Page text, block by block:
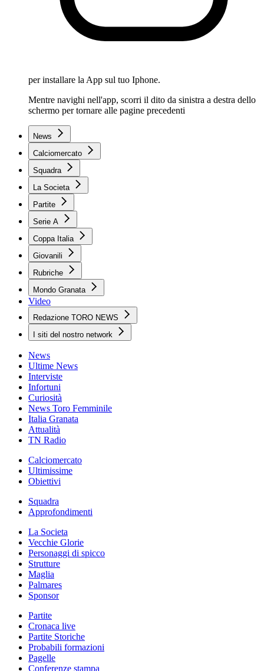
per installare la App sul tuo Iphone.
Mentre navighi nell'app, scorri il dito da sinistra a destra dello
schermo per tornare alle pagine precedenti
News
Calciomercato
Squadra
La Societa
Partite
Serie A
Coppa Italia
Giovanili
Rubriche
Mondo Granata
Video
Redazione TORO NEWS
I siti del nostro network
News
Ultime News
Interviste
Infortuni
Curiosità
News Toro Femminile
Italia Granata
Attualità
TN Radio
Calciomercato
Ultimissime
Obiettivi
Squadra
Approfondimenti
La Societa
Vecchie Glorie
Personaggi di spicco
Strutture
Maglia
Palmares
Sponsor
Partite
Cronaca live
Partite Storiche
Probabili formazioni
Pagelle
Conferenze stampa